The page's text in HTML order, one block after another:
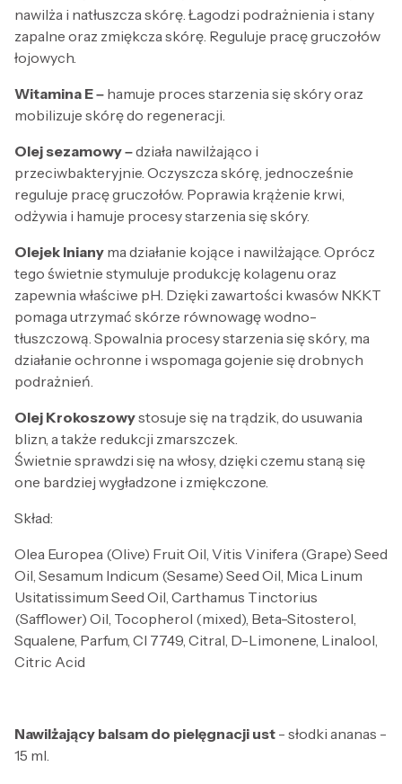
nawilża i natłuszcza skórę. Łagodzi podrażnienia i stany
zapalne oraz zmiękcza skórę. Reguluje pracę gruczołów
łojowych.
Witamina E – hamuje proces starzenia się skóry oraz
mobilizuje skórę do regeneracji.
Olej sezamowy –działa nawilżająco i
przeciwbakteryjnie. Oczyszcza skórę, jednocześnie
reguluje pracę gruczołów. Poprawia krążenie krwi,
odżywia i hamuje procesy starzenia się skóry.
Olejek lniany ma działanie kojące i nawilżające. Oprócz
tego świetnie stymuluje produkcję kolagenu oraz
zapewnia właściwe pH. Dzięki zawartości kwasów NKKT
pomaga utrzymać skórze równowagę wodno-
tłuszczową. Spowalnia procesy starzenia się skóry, ma
działanie ochronne i wspomaga gojenie się drobnych
podrażnień.
Olej Krokoszowystosuje się na trądzik, do usuwania
blizn, a także redukcji zmarszczek.
Świetnie sprawdzi się na włosy, dzięki czemu staną się
one bardziej wygładzone i zmiękczone.
Skład:
Olea Europea (Olive) Fruit Oil, Vitis Vinifera (Grape) Seed
Oil, Sesamum Indicum (Sesame) Seed Oil, Mica Linum
Usitatissimum Seed Oil, Carthamus Tinctorius
(Safflower) Oil, Tocopherol (mixed), Beta-Sitosterol,
Squalene, Parfum, CI 7749, Citral, D-Limonene, Linalool,
Citric Acid
Nawilżający balsam do pielęgnacji ust - słodki ananas -
15 ml.